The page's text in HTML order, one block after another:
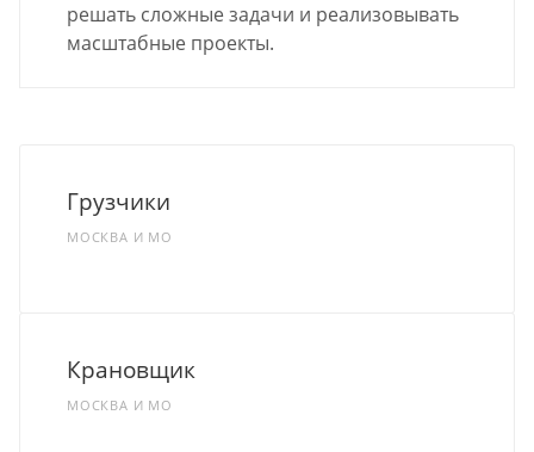
решать сложные задачи и реализовывать
масштабные проекты.
Грузчики
МОСКВА И МО
Крановщик
МОСКВА И МО